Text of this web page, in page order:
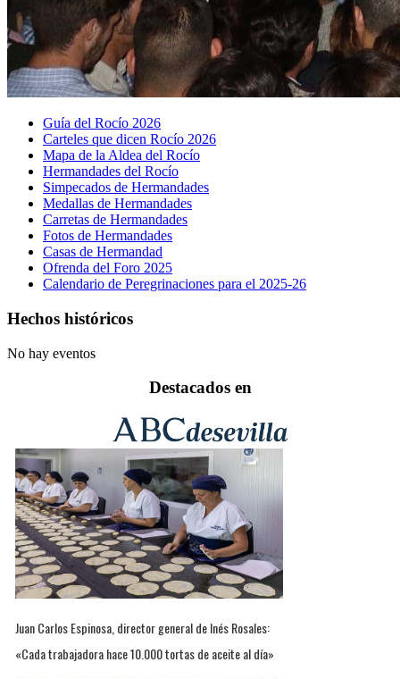
Guía del Rocío 2026
Carteles que dicen Rocío 2026
Mapa de la Aldea del Rocío
Hermandades del Rocío
Simpecados de Hermandades
Medallas de Hermandades
Carretas de Hermandades
Fotos de Hermandades
Casas de Hermandad
Ofrenda del Foro 2025
Calendario de Peregrinaciones para el 2025-26
Hechos históricos
No hay eventos
Destacados en
Juan Carlos Espinosa, director general de Inés Rosales:
«Cada trabajadora hace 10.000 tortas de aceite al día»